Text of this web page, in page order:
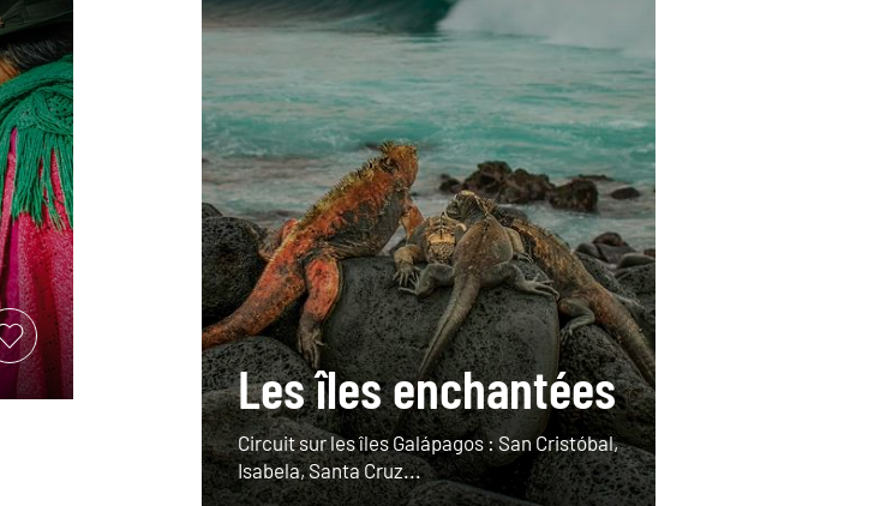
Les îles enchantées
Circuit sur les îles Galápagos : San Cristóbal,
Isabela, Santa Cruz...